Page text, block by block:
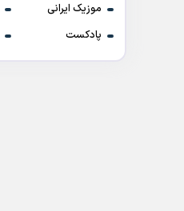
موزیک ایرانی
پادکست